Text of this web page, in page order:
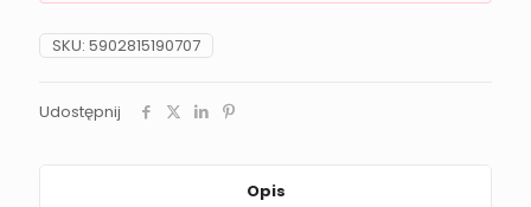
SKU: 5902815190707
Udostępnij
Opis